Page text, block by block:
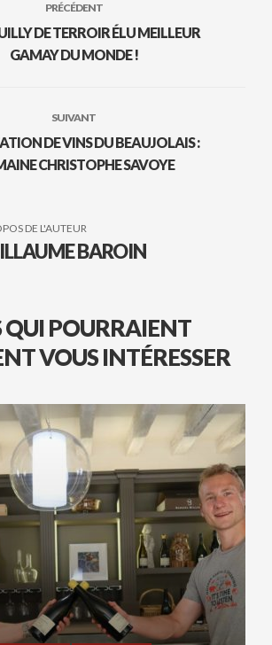
PRÉCÉDENT
DE TERROIR ÉLU MEILLEUR
GAMAY DU MONDE !
SUIVANT
DE VINS DU BEAUJOLAIS :
CHRISTOPHE SAVOYE
DE L'AUTEUR
BAROIN
QUI POURRAIENT
VOUS INTÉRESSER